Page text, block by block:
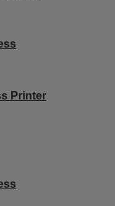
Printer